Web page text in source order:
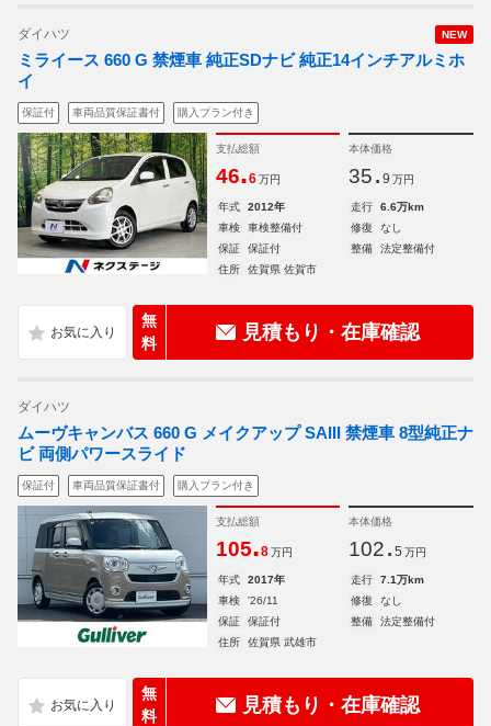
NEW
ダイハツ
ミライース 660 G 禁煙車 純正SDナビ 純正14インチアルミホ
イ
保証付 車両品質保証書付 購入プラン付き
支払総額
46.6 万円
本体価格
35. 9 万円
年式 2012年 走行
6.6万km
車検
車検整備付 修復
なし
保証
保証付 整備
法定整備付
住所
佐賀県 佐賀市
無
料
見積もり・在庫確認
ダイハツ
ムーヴキャンバス 660 G メイクアップ SAIII 禁煙車 8型純正ナ
ビ 両側パワースライド
保証付 車両品質保証書付 購入プラン付き
支払総額
105.8 万円
本体価格
102. 5 万円
年式 2017年 走行
7.1万km
車検
'26/11 修復
なし
保証
保証付 整備
法定整備付
住所
佐賀県 武雄市
無
料
見積もり・在庫確認